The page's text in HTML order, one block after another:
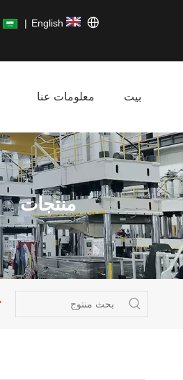
English
|
بيت معلومات عنا
منتجات